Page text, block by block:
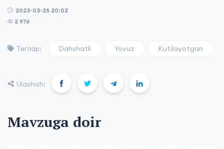
2023-03-25 20:02
2 976
Теглар: Dahshatli Yovuz Kutilayotgan
Ulashish:
Mavzuga doir